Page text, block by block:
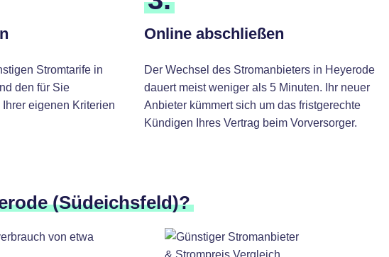
Stromtarife in
den für Sie
eigenen Kriterien
Online abschließen
Der Wechsel des Stromanbieters in Heyerode
dauert meist weniger als 5 Minuten. Ihr neuer
Anbieter kümmert sich um das fristgerechte
Kündigen Ihres Vertrag beim Vorversorger.
(Südeichsfeld)?
von etwa